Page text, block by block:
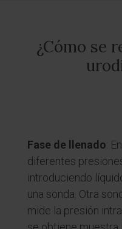
¿Cómo se
Fase de llenado:
diferentes
introduciendo
una sonda. Otra
mide la presión